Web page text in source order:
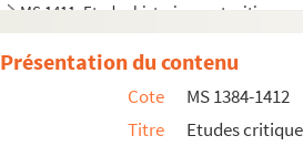
MS 1411. Etudes historiques et
MS 1413-1417. "Critiques de mes travaux"
Présentation du contenu
Cote
MS 1384-1412
Titre
Etudes